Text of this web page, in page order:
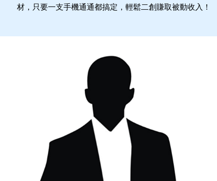
材，只要一支手機通通都搞定，輕鬆二創賺取被動收入！